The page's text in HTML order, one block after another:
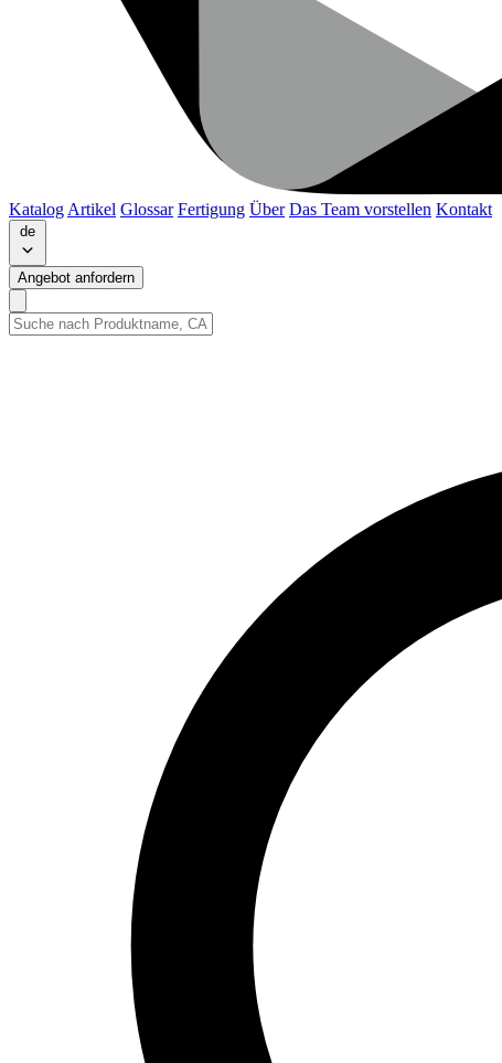
Katalog Artikel Glossar Fertigung Über Das Team vorstellen Kontakt
de
Angebot anfordern